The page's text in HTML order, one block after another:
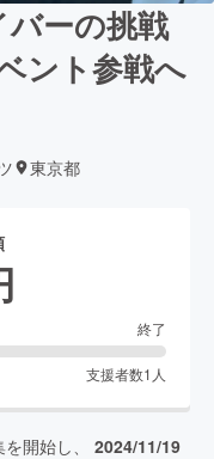
ーの挑戦
ント参戦へ
東京都
終了
支援者数1 人
開始し、 2024/11/19